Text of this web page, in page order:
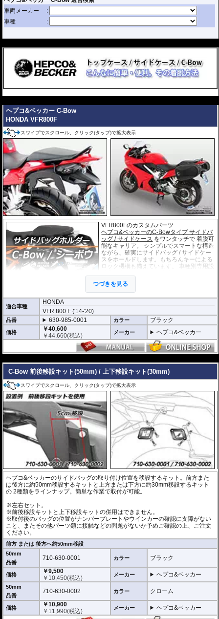
ヘプコ&ベッカー C-Bow
HONDA VFR800F
スワイプでスクロール、クリック(タップ)で拡大表示
VFR800Fのカスタムパーツ
ヘプコ&ベッカーのC-Bowタイプ サイドバ
ッグ / サイドケース をワンタッチで 着脱可
能なキャリア。 シンプルでスマートな構造
ながら、確実にサイドバッグ / サイドケー
スをホールドします。もちろんキーによる
ロック機構も備えています。 車種別専用設
※耐加重 : 片側 5kg (ケース、バッグの自重
を除く)
※サイドケースは別売です。こちらからお求め下さい。
※バッグの搭載位置を 50mm 前方または後方、30mm 上方または下方に移設す
る移設キット(オプション)もあります。
つづきを見る
適合車種
HONDA
VFR 800 F ('14-'20)
品番 630-985-0001 カラー ブラック
価格
￥40,600
￥44,660(税込) メーカー ヘプコ&ベッカー
C-Bow 前後移設キット(50mm) / 上下移設キット(30mm)
スワイプでスクロール、クリック(タップ)で拡大表示
ヘプコ&ベッカーのサイドバッグの取り付け位置を移設するキット。前方また
は後方に約50mm移設するキットと上方または下方に約30mm移設するキット
の 2種類をラインナップ。簡単な作業で取付が可能。
※左右セット。
※前後移設キットと上下移設キットの併用はできません。
※取付後のバッグの位置がナンバープレートやウインカーの確認に支障がない
こと、またその他パーツ類に接触などの問題がないか予めご確認の上、ご注文
ください。
前方 または 後方へ約50mm移設
50mm
品番
710-630-0001 カラー ブラック
価格
￥9,500
￥ 10,450(税込) メーカー ヘプコ&ベッカー
50mm
品番
710-630-0002 カラー クローム
価格
￥10,900
￥ 11,990(税込) メーカー ヘプコ&ベッカー